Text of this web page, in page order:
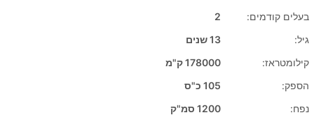
בעלים קודמים:
2
גיל:
13 שנים
קילומטראז:
178000 ק"מ
הספק:
105 כ"ס
נפח:
1200 סמ"ק